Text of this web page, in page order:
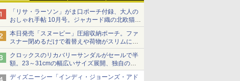
「リサ・ラーソン」がま口ポーチ付録、大人の
おしゃれ手帖 10月号。ジャカード織の北欧猫デ
ザイン
本日発売「スヌーピー」圧縮収納ポーチ。ファ
スナー閉めるだけで着替えや荷物がスリムにま
とまる
クロックスのリカバリーサンダルがセールで半
額。23～31cmの幅広いサイズ展開、独自のク
ッション素材を採用
ディズニーシー「インディ・ジョーンズ・アド